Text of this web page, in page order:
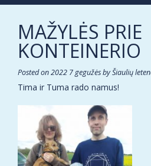
MAŽYLĖS PRIE
KONTEINERIO
Posted on2022 7 gegužėsbyŠiaulių
Tima ir Tuma rado namus!